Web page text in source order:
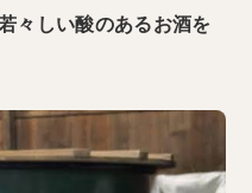
々しい酸のあるお酒を